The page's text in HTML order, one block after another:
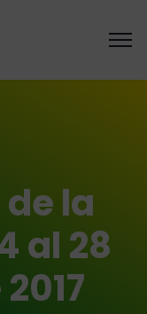
la
al 28